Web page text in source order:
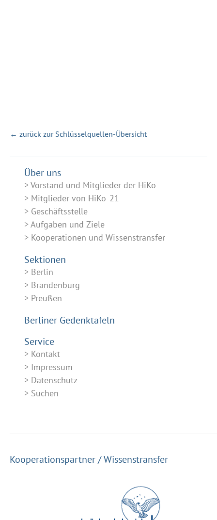
← zurück zur Schlüsselquellen-Übersicht
Über uns
Vorstand und Mitglieder der HiKo
Mitglieder von HiKo_21
Geschäftsstelle
Aufgaben und Ziele
Kooperationen und Wissenstransfer
Sektionen
Berlin
Brandenburg
Preußen
Berliner Gedenktafeln
Service
Kontakt
Impressum
Datenschutz
Suchen
Kooperationspartner / Wissenstransfer